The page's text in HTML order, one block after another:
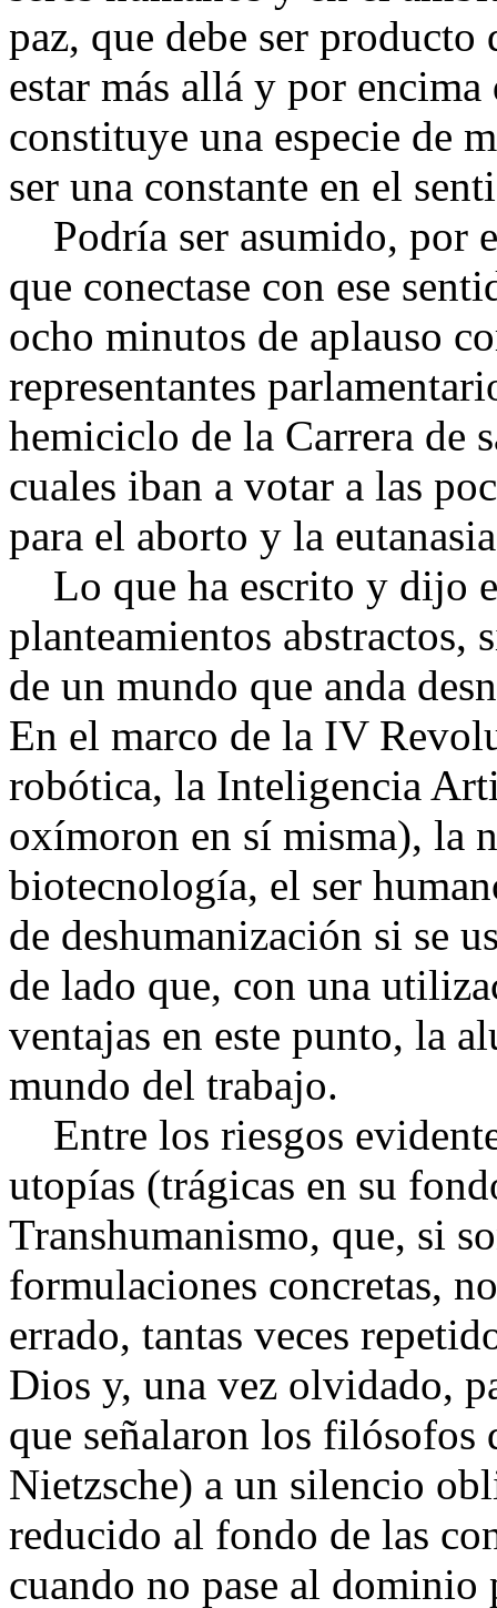
paz, que debe ser
estar más allá y por
constituye una especie de
ser una constante en el
Podría ser asumido, por
que conectase con ese
ocho minutos de aplauso
representantes
hemiciclo de la Carrera de
cuales iban a votar a las
para el aborto y la
Lo que ha escrito y dijo
planteamientos abstractos,
de un mundo que anda
En el marco de la IV
robótica, la Inteligencia
oxímoron en sí misma), la
biotecnología, el ser
de deshumanización si se
de lado que, con una
ventajas en este punto, la
mundo del trabajo.
Entre los riesgos
utopías (trágicas en su
Transhumanismo, que, si
formulaciones concretas,
errado, tantas veces
Dios y, una vez olvidado,
que señalaron los filósofos
Nietzsche) a un silencio
reducido al fondo de las
cuando no pase al